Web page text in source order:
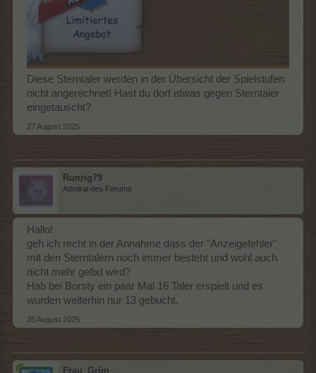
Diese Sterntaler werden in der Übersicht der Spielstufen
nicht angerechnet! Hast du dort etwas gegen Sterntaler
eingetauscht?
27 August 2025
Runrig79
Admiral des Forums
Hallo!
geh ich recht in der Annahme dass der "Anzeigefehler"
mit den Sterntalern noch immer besteht und wohl auch
nicht mehr gefixt wird?
Hab bei Borsty ein paar Mal 16 Taler erspielt und es
wurden weiterhin nur 13 gebucht.
28 August 2025
Frau_Grün